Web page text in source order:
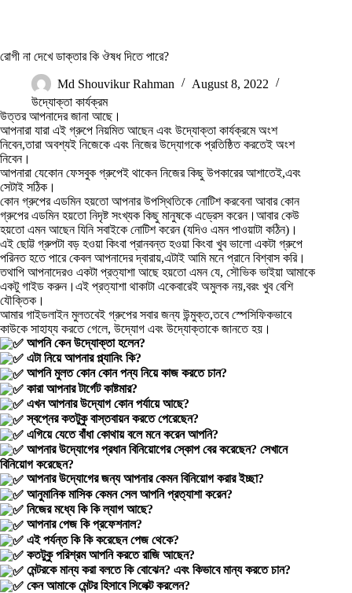
রোগী না দেখে ডাক্তার কি ঔষধ দিতে পারে?
Md Shouvikur Rahman
August 8, 2022
উদ্যোক্তা কার্যক্রম
উত্তর আপনাদের জানা আছে।
আপনারা যারা এই গ্রুপে নিয়মিত আছেন এবং উদ্যোক্তা কার্যক্রমে অংশ
নিবেন,তারা অবশ্যই নিজেকে এবং নিজের উদ্যোগকে প্রতিষ্ঠিত করতেই অংশ
নিবেন।
আপনারা যেকোন ফেসবুক গ্রুপেই থাকেন নিজের কিছু উপকারের আশাতেই,এবং
সেটাই সঠিক।
কোন গ্রুপের এডমিন হয়তো আপনার উপস্থিতিকে নোটিশ করবেনা আবার কোন
গ্রুপের এডমিন হয়তো নিদৃষ্ট সংখ্যক কিছু মানুষকে এড্রেস করেন।আবার কেউ
হয়তো এমন আছেন যিনি সবাইকে নোটিশ করেন (যদিও এমন পাওয়াটা কঠিন)।
এই ছোট্ট গ্রুপটা বড় হওয়া কিংবা প্রানবন্ত হওয়া কিংবা খুব ভালো একটা গ্রুপে
পরিনত হতে পারে কেবল আপনাদের দ্বারায়,এটাই আমি মনে প্রানে বিশ্বাস করি।
তথাপি আপনাদেরও একটা প্রত্যাশা আছে হয়তো এমন যে, সৌভিক ভাইয়া আমাকে
একটু গাইড করুন।এই প্রত্যাশা থাকাটা একেবারেই অমুলক নয়,বরং খুব বেশি
যৌক্তিক।
আমার গাইডলাইন মুলতবেই গ্রুপের সবার জন্য উন্মুক্ত,তবে স্পেসিফিকভাবে
কাউকে সাহায্য করতে গেলে, উদ্যোগ এবং উদ্যোক্তাকে জানতে হয়।
আপনি কেন উদ্যোক্তা হলেন?
এটা নিয়ে আপনার প্ল্যানিং কি?
আপনি মুলত কোন কোন পন্য নিয়ে কাজ করতে চান?
কারা আপনার টার্গেট কাষ্টমার?
এখন আপনার উদ্যোগ কোন পর্যায়ে আছে?
স্বপ্নের কতটুকু বাস্তবায়ন করতে পেরেছেন?
এগিয়ে যেতে বাঁধা কোথায় বলে মনে করেন আপনি?
আপনার উদ্যোগের প্রধান বিনিয়োগের স্কোপ বের করেছেন? সেখানে
বিনিয়োগ করেছেন?
আপনার উদ্যোগের জন্য আপনার কেমন বিনিয়োগ করার ইচ্ছা?
আনুমানিক মাসিক কেমন সেল আপনি প্রত্যাশা করেন?
নিজের মধ্যে কি কি ল্যাগ আছে?
আপনার পেজ কি প্রফেশনাল?
এই পর্যন্ত কি কি করেছেন পেজ থেকে?
কতটুকু পরিশ্রম আপনি করতে রাজি আছেন?
মেন্টরকে মান্য করা বলতে কি বোঝেন? এবং কিভাবে মান্য করতে চান?
কেন আমাকে মেন্টর হিসাবে সিলেক্ট করলেন?